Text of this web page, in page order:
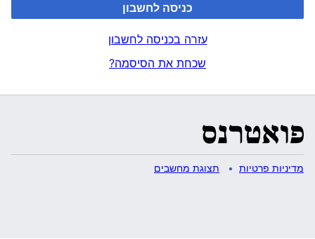
כניסה לחשבון
עזרה בכניסה לחשבון
שכחת את הסיסמה?
מדיניות פרטיות תצוגת מחשבים